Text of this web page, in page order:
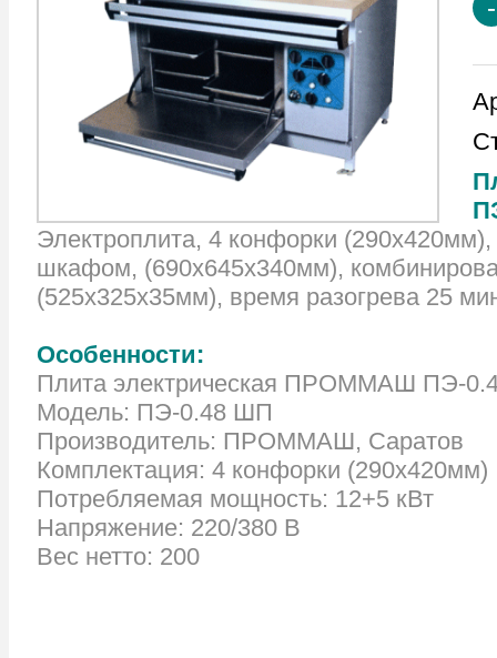
Электроплита, 4 конфорки
шкафом, (690х645х340мм),
(525х325х35мм), время разогрева 25
Особенности:
Плита электрическая ПРОММАШ ПЭ-
Модель: ПЭ-0.48 ШП
Производитель: ПРОММАШ, Саратов
Комплектация: 4 конфорки (290х420мм)
Потребляемая мощность: 12+5 кВт
Напряжение: 220/380 В
Вес нетто: 200